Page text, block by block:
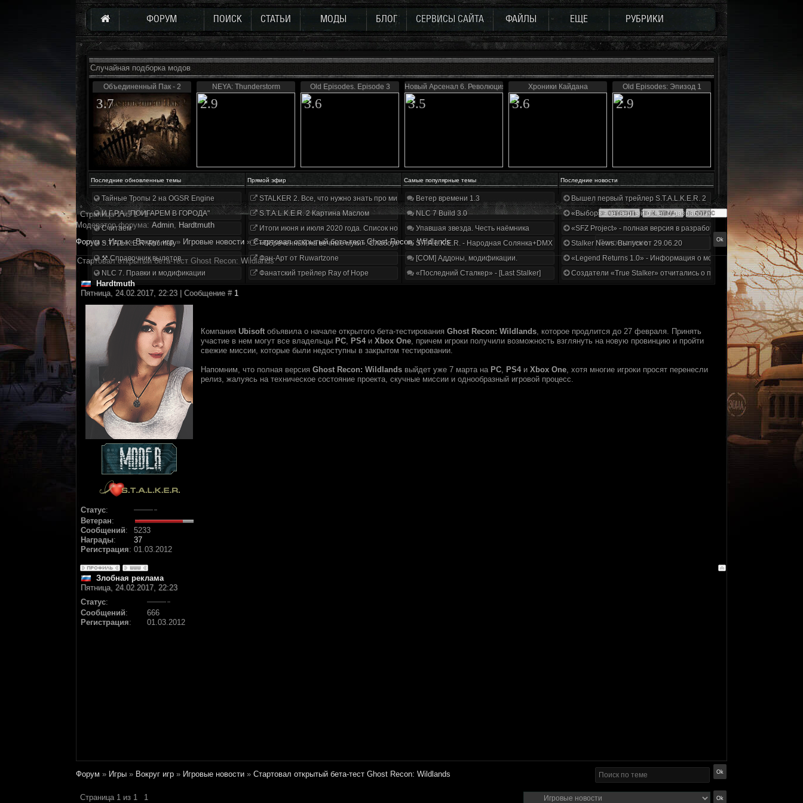
ФОРУМ ПОИСК СТАТЬИ МОДЫ БЛОГ СЕРВИСЫ САЙТА ФАЙЛЫ ЕЩЕ РУБРИКИ
Случайная подборка модов
Объединенный Пак - 2
3.7
NEYA: Thunderstorm
2.9
Old Episodes. Episode 3
3.6
Новый Арсенал 6. Революция
3.5
Хроники Кайдана
3.6
Old Episodes: Эпизод 1
2.9
Последние обновленные темы Прямой эфир Самые популярные темы Последние новости
Тайные Тропы 2 на OGSR Engine
И.Г.Р.А. "ПОИГАРЕМ В ГОРОДА"
Считаем
S.T.A.L.K.E.R. Anomaly
⚒ Справочник вылетов
NLC 7. Правки и модификации
STALKER 2. Все, что нужно знать про мир, геймплей и сюжет | Разбор трейлера
S.T.A.L.K.E.R. 2 Картина Маслом
Итоги июня и июля 2020 года. Список нововведений
«Обречённый на вечные муки». Слабоумие и отвага
Фан-Арт от Ruwartzone
Фанатский трейлер Ray of Hope
Ветер времени 1.3
NLC 7 Build 3.0
Упавшая звезда. Честь наёмника
S.T.A.L.K.E.R. - Народная Солянка+DMX 1.3.5.ООП.МА.К.
[COM] Аддоны, модификации.
«Последний Сталкер» - [Last Stalker]
Вышел первый трейлер S.T.A.L.K.E.R. 2
«Выбор» - четвертый отчет о разработке!
«SFZ Project» - полная версия в разработке!
Stalker News. Выпуск от 29.06.20
«Legend Returns 1.0» - Информация о моде за июнь 2020
Создатели «True Stalker» отчитались о проделанной работе
Страница1из1
1
Модератор форума: Аdmin, Hardtmuth
Форум » Игры » Вокруг игр » Игровые новости » Стартовал открытый бета-тест Ghost Recon: Wildlands
Стартовал открытый бета-тест Ghost Recon: Wildlands
Hardtmuth
Пятница, 24.02.2017, 22:23 | Сообщение # 1
Статус:
Ветеран:
Сообщений:
5233
Награды:
37
Регистрация: 01.03.2012
Компания Ubisoft объявила о начале открытого бета-тестирования Ghost Recon: Wildlands, которое продлится до 27 февраля. Принять
участие в нем могут все владельцы PC, PS4и Xbox One, причем игроки получили возможность взглянуть на новую провинцию и пройти
свежие миссии, которые были недоступны в закрытом тестировании.
Напомним, что полная версия Ghost Recon: Wildlands выйдет уже 7 марта на PC, PS4и Xbox One, хотя многие игроки просят перенесли
релиз, жалуясь на техническое состояние проекта, скучные миссии и однообразный игровой процесс.
Злобная реклама
Пятница, 24.02.2017, 22:23
Статус:
Сообщений:
666
Регистрация: 01.03.2012
Форум » Игры » Вокруг игр » Игровые новости » Стартовал открытый бета-тест Ghost Recon: Wildlands
Страница 1 из 1 1